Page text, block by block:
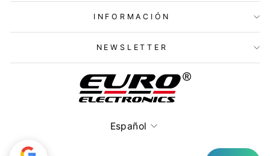
INFORMACIÓN
NEWSLETTER
Idioma
Español